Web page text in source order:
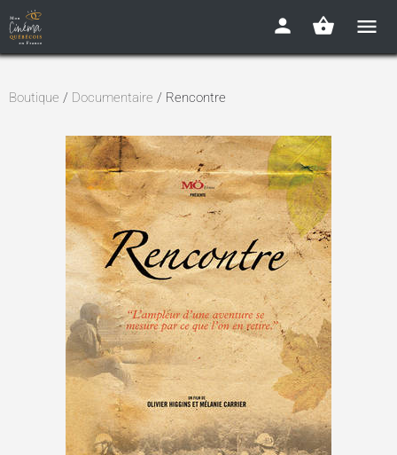
Boutique / Documentaire / Rencontre